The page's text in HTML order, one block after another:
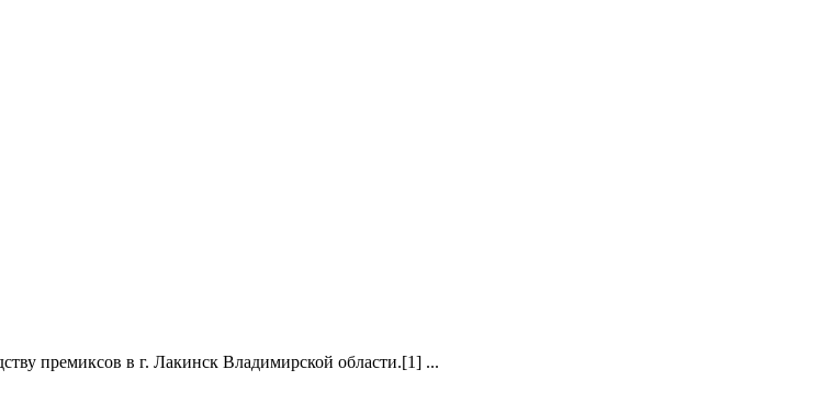
премиксов в г. Лакинск Владимирской области.[1] ...